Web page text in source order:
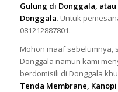
Gulung di Donggala,
Donggala. Untuk
081212887801.
Mohon maaf sebelumnya,
Donggala namun kami
berdomisili di Donggala
Tenda Membrane,